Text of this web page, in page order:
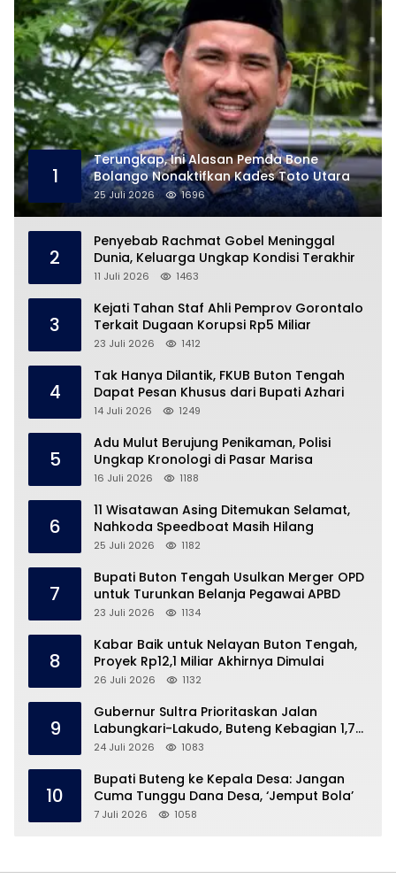
1
Terungkap, Ini Alasan Pemda Bone
Bolango Nonaktifkan Kades Toto Utara
25 Juli 2026 1696
2
Penyebab Rachmat Gobel Meninggal
Dunia, Keluarga Ungkap Kondisi Terakhir
11 Juli 2026 1463
3
Kejati Tahan Staf Ahli Pemprov Gorontalo
Terkait Dugaan Korupsi Rp5 Miliar
23 Juli 2026 1412
4
Tak Hanya Dilantik, FKUB Buton Tengah
Dapat Pesan Khusus dari Bupati Azhari
14 Juli 2026 1249
5
Adu Mulut Berujung Penikaman, Polisi
Ungkap Kronologi di Pasar Marisa
16 Juli 2026 1188
6
11 Wisatawan Asing Ditemukan Selamat,
Nahkoda Speedboat Masih Hilang
25 Juli 2026 1182
7
Bupati Buton Tengah Usulkan Merger OPD
untuk Turunkan Belanja Pegawai APBD
23 Juli 2026 1134
8
Kabar Baik untuk Nelayan Buton Tengah,
Proyek Rp12,1 Miliar Akhirnya Dimulai
26 Juli 2026 1132
9
Gubernur Sultra Prioritaskan Jalan
Labungkari-Lakudo, Buteng Kebagian 1,7
Km
24 Juli 2026 1083
10
Bupati Buteng ke Kepala Desa: Jangan
Cuma Tunggu Dana Desa, ‘Jemput Bola’
7 Juli 2026 1058